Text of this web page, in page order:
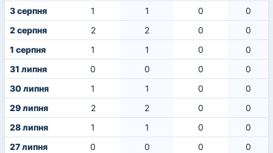
3 серпня
1 1 0
0
2 серпня
2 2 0
0
1 серпня
1 1 0
0
31 липня
0 0 0
0
30 липня
1 1 0
0
29 липня
2 2 0
0
28 липня
1 1 0
0
27 липня
0 0 0
0